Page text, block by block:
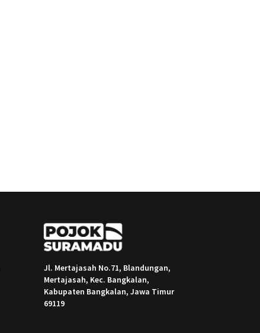
Jl. Mertajasah No.71, Blandungan,
Mertajasah, Kec. Bangkalan,
Kabupaten Bangkalan, Jawa Timur
69119